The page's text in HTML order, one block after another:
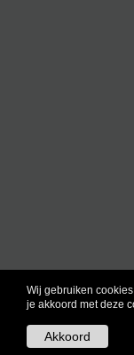
Wij gebruiken
je akkoord met deze
Akkoord